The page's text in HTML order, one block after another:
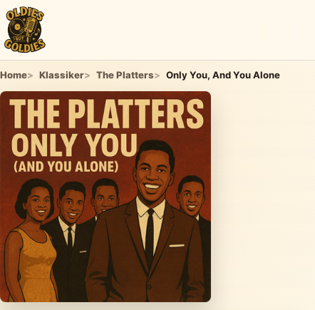
Home Klassiker The Platters Only You, And You Alone